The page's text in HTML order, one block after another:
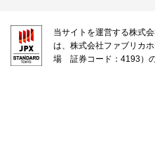
当サイトを運営する株式
は、株式会社ファブリカ
場 証券コード：4193）の